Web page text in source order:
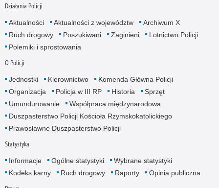
Działania Policji
Aktualności Aktualności z województw
Archiwum X
Ruch drogowy
Poszukiwani Zaginieni
Lotnictwo Policji
Polemiki i sprostowania
O Policji
Jednostki Kierownictwo
Komenda Główna Policji
Organizacja
Policja w III RP Historia
Sprzęt
Umundurowanie
Współpraca międzynarodowa
Duszpasterstwo Policji Kościoła Rzymskokatolickiego
Prawosławne Duszpasterstwo Policji
Statystyka
Informacje Ogólne statystyki
Wybrane statystyki
Kodeks karny
Ruch drogowy Raporty Opinia publiczna